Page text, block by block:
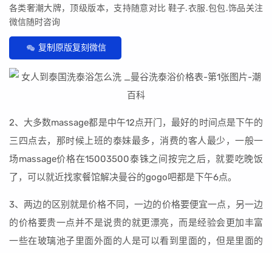
各类奢潮大牌，顶级版本，支持随意对比 鞋子.衣服.包包.饰品关注
微信随时咨询
复制原版复刻微信
2、大多数massage都是中午12点开门，最好的时间点是下午的
三四点去，那时候上班的泰妹最多，消费的客人最少，一般一
场massage价格在15003500泰铢之间按完之后，就要吃晚饭
了，可以就近找家餐馆解决曼谷的gogo吧都是下午6点。
3、两边的区别就是价格不同，一边的价格要便宜一点，另一边
的价格要贵一点并不是说贵的就更漂亮，而是经验会更加丰富
一些在玻璃池子里面外面的人是可以看到里面的，但是里面的